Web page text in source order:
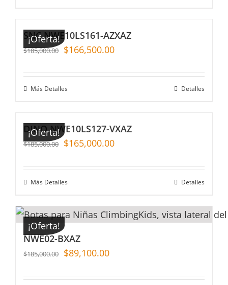
¡Oferta!
SNC NWE10LS161-AZXAZ
$185,000.00 $166,500.00
Más Detalles Detalles
¡Oferta!
DINO NWE10LS127-VXAZ
$185,000.00 $165,000.00
Más Detalles Detalles
¡Oferta!
NWE02-BXAZ
$185,000.00 $89,100.00